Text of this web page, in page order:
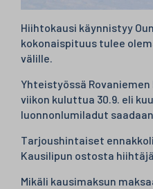
Hiihtokausi käynnistyy
kokonaispituus tulee
välille.
Yhteistyössä
viikon kuluttua 30.9. eli
luonnonlumiladut
Tarjoushintaiset
Kausilipun ostosta
Mikäli kausimaksun